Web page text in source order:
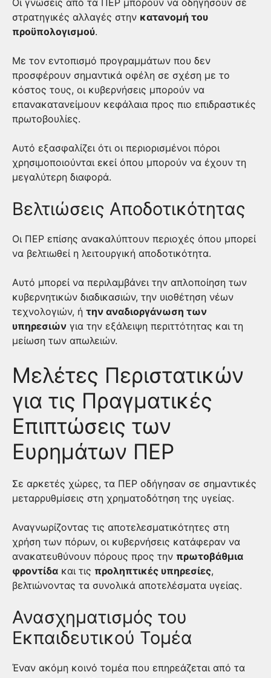
στρατηγικές αλλαγές στην κατανομή του
προϋπολογισμού.
Με τον εντοπισμό προγραμμάτων που δεν
προσφέρουν σημαντικά οφέλη σε σχέση με το
κόστος τους, οι κυβερνήσεις μπορούν να
επανακατανείμουν κεφάλαια προς πιο επιδραστικές
πρωτοβουλίες.
Αυτό εξασφαλίζει ότι οι περιορισμένοι πόροι
χρησιμοποιούνται εκεί όπου μπορούν να έχουν τη
μεγαλύτερη διαφορά.
Βελτιώσεις Αποδοτικότητας
Οι ΠΕΡ επίσης ανακαλύπτουν περιοχές όπου μπορεί
να βελτιωθεί η λειτουργική αποδοτικότητα.
Αυτό μπορεί να περιλαμβάνει την απλοποίηση των
κυβερνητικών διαδικασιών, την υιοθέτηση νέων
τεχνολογιών, ή την αναδιοργάνωση των
υπηρεσιών για την εξάλειψη περιττότητας και τη
μείωση των απωλειών.
Μελέτες Περιστατικών
για τις Πραγματικές
Επιπτώσεις των
Ευρημάτων ΠΕΡ
Σε αρκετές χώρες, τα ΠΕΡ οδήγησαν σε σημαντικές
μεταρρυθμίσεις στη χρηματοδότηση της υγείας.
Αναγνωρίζοντας τις αποτελεσματικότητες στη
χρήση των πόρων, οι κυβερνήσεις κατάφεραν να
ανακατευθύνουν πόρους προς την πρωτοβάθμια
φροντίδα και τις προληπτικές υπηρεσίες,
βελτιώνοντας τα συνολικά αποτελέσματα υγείας.
Ανασχηματισμός του
Εκπαιδευτικού Τομέα
Έναν ακόμη κοινό τομέα που επηρεάζεται από τα